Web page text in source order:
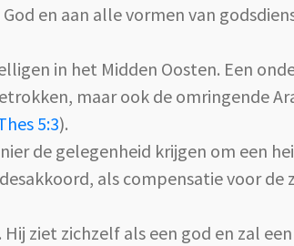
en aan alle vormen van
in het Midden Oosten. Een
maar ook de omringende
5:3).
de gelegenheid krijgen om een
als compensatie voor de
ziet zichzelf als een god en zal